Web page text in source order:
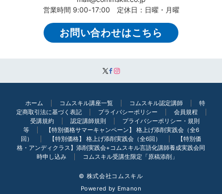
営業時間 9:00-17:00 定休日：日曜・月曜
お問い合わせはこちら
ホーム コムスキル講座一覧 コムスキル認定講師
特
定商取引法に基づく表記
プライバシーポリシー
会員規程
受講規約
認定講師規則
プライバシーポリシー・規則
等
【特別価格サマーキャンペーン】 格上げ添削実践会（全6
回）
【特別価格】 格上げ添削実践会（全6回）
【特別価
格・アンディクラス】添削実践会+コムスキル言語化講師養成実践会同
時申し込み
コムスキル受講生限定「原稿添削」
© 株式会社コムスキル
Powered by Emanon